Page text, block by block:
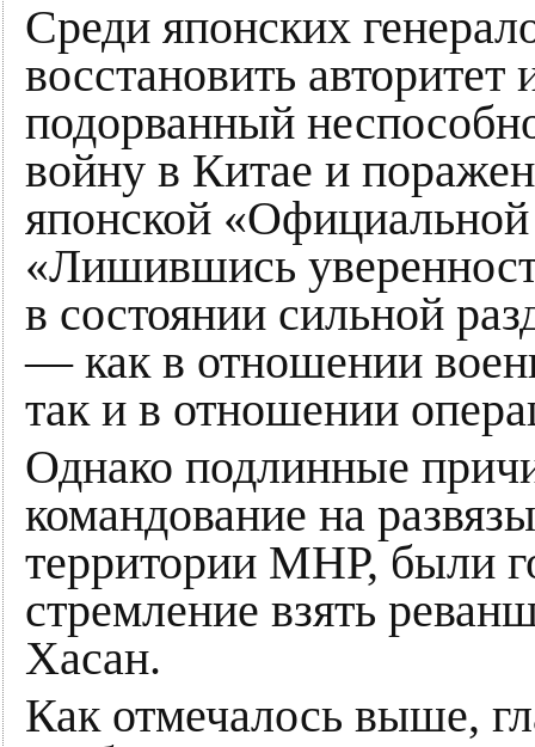
Среди японских
восстановить
подорванный
войну в Китае и
японской «Официальной
«Лишившись
в состоянии сильной
— как в отношении
так и в отношении
Однако подлинные
командование на
территории МНР, были
стремление взять
Хасан.
Как отмечалось выше,